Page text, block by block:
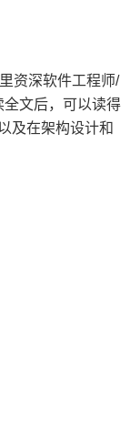
资深软件工程师/
全文后，可以读得
及在架构设计和